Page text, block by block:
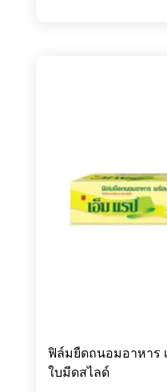
ฟิล์มยืดถนอมอาหาร
ใบมีดสไลด์